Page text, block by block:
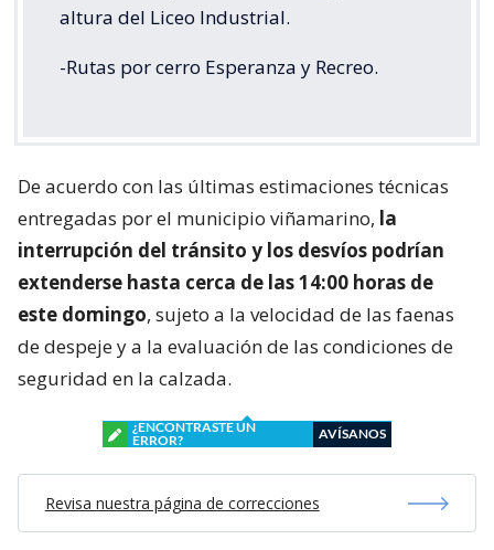
altura del Liceo Industrial.
-Rutas por cerro Esperanza y Recreo.
De acuerdo con las últimas estimaciones técnicas
entregadas por el municipio viñamarino, la
interrupción del tránsito y los desvíos podrían
extenderse hasta cerca de las 14:00 horas de
este domingo, sujeto a la velocidad de las faenas
de despeje y a la evaluación de las condiciones de
seguridad en la calzada.
¿ENCONTRASTE UN
ERROR?
AVÍSANOS
Revisa nuestra página de correcciones